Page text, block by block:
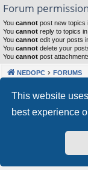
This website
best experience
Forum
You cannot post new topics
You cannot reply to topics
You cannot edit your posts
You cannot delete your
You cannot post
NEDOPC FORUMS
Powered